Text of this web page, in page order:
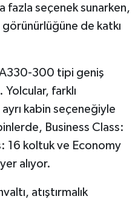
fazla seçenek sunarken,
de katkı
A330-300 tipi geniş
Yolcular, farklı
kabin seçeneğiyle
Business Class:
16 koltuk ve Economy
alıyor.
atıştırmalık